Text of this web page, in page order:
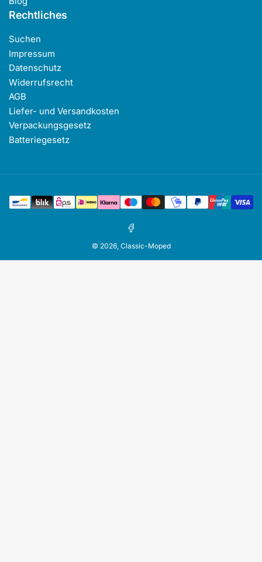
Rechtliches
Suchen
Impressum
Datenschutz
Widerrufsrecht
AGB
Liefer- und Versandkosten
Verpackungsgesetz
Batteriegesetz
Zahlungsmethoden
Facebook
© 2026, Classic-Moped